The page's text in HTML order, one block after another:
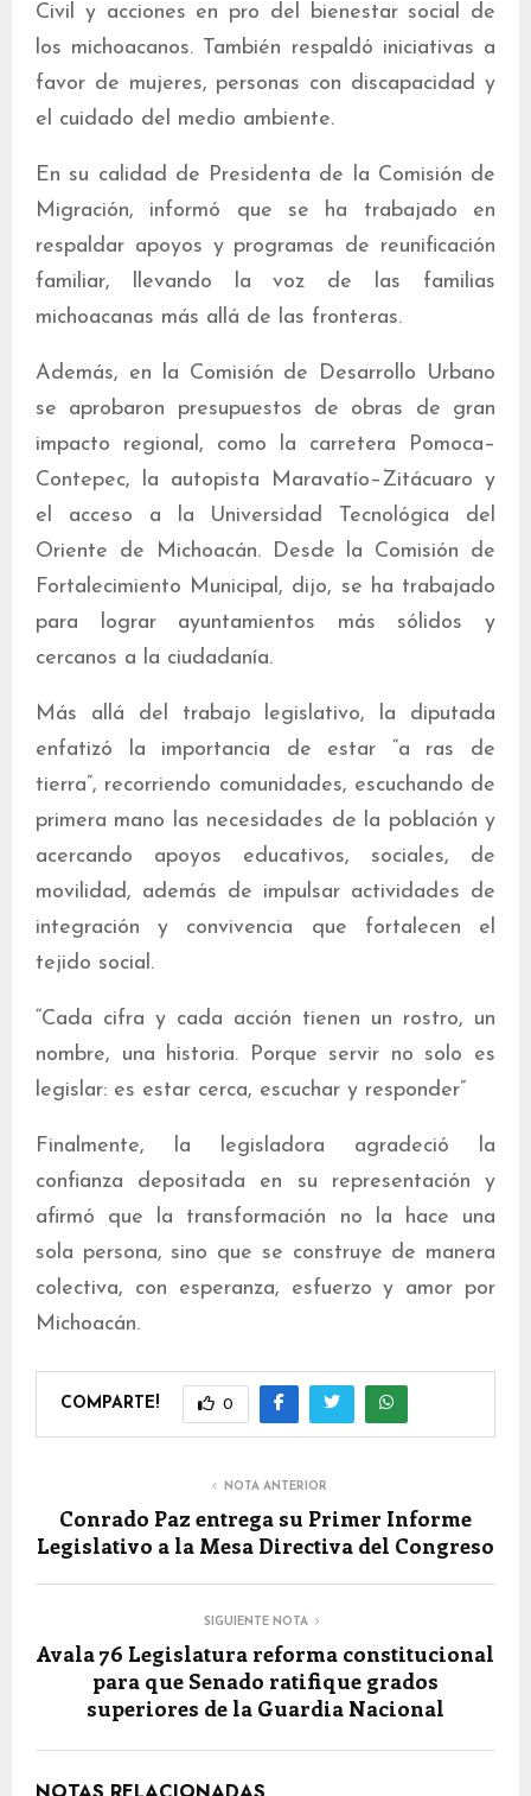
Civil y acciones en pro del bienestar social de
los michoacanos. También respaldó iniciativas a
favor de mujeres, personas con discapacidad y
el cuidado del medio ambiente.
En su calidad de Presidenta de la Comisión de
Migración, informó que se ha trabajado en
respaldar apoyos y programas de reunificación
familiar, llevando la voz de las familias
michoacanas más allá de las fronteras.
Además, en la Comisión de Desarrollo Urbano
se aprobaron presupuestos de obras de gran
impacto regional, como la carretera Pomoca–
Contepec, la autopista Maravatío–Zitácuaro y
el acceso a la Universidad Tecnológica del
Oriente de Michoacán. Desde la Comisión de
Fortalecimiento Municipal, dijo, se ha trabajado
para lograr ayuntamientos más sólidos y
cercanos a la ciudadanía.
Más allá del trabajo legislativo, la diputada
enfatizó la importancia de estar “a ras de
tierra”, recorriendo comunidades, escuchando de
primera mano las necesidades de la población y
acercando apoyos educativos, sociales, de
movilidad, además de impulsar actividades de
integración y convivencia que fortalecen el
tejido social.
“Cada cifra y cada acción tienen un rostro, un
nombre, una historia. Porque servir no solo es
legislar: es estar cerca, escuchar y responder”
Finalmente, la legisladora agradeció la
confianza depositada en su representación y
afirmó que la transformación no la hace una
sola persona, sino que se construye de manera
colectiva, con esperanza, esfuerzo y amor por
Michoacán.
COMPARTE! 0
NOTA ANTERIOR
Conrado Paz entrega su Primer Informe
Legislativo a la Mesa Directiva del Congreso
SIGUIENTE NOTA
Avala 76 Legislatura reforma constitucional
para que Senado ratifique grados
superiores de la Guardia Nacional